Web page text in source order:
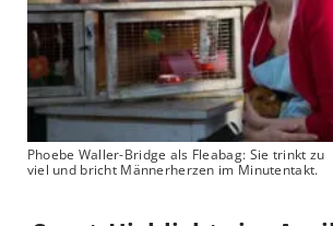
Phoebe Waller-Bridge als Fleabag: Sie trinkt zu
viel und bricht Männerherzen im Minutentakt.